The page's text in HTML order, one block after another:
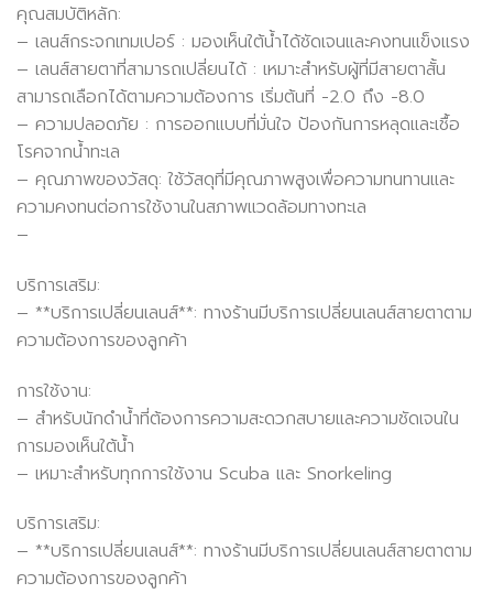
คุณสมบัติหลัก:
– เลนส์กระจกเทมเปอร์ : มองเห็นใต้น้ำได้ชัดเจนและคงทนแข็งแรง
– เลนส์สายตาที่สามารถเปลี่ยนได้ : เหมาะสำหรับผู้ที่มีสายตาสั้น
สามารถเลือกได้ตามความต้องการ เริ่มต้นที่ -2.0 ถึง -8.0
– ความปลอดภัย : การออกแบบที่มั่นใจ ป้องกันการหลุดและเชื้อ
โรคจากน้ำทะเล
– คุณภาพของวัสดุ: ใช้วัสดุที่มีคุณภาพสูงเพื่อความทนทานและ
ความคงทนต่อการใช้งานในสภาพแวดล้อมทางทะเล
–
บริการเสริม:
– **บริการเปลี่ยนเลนส์**: ทางร้านมีบริการเปลี่ยนเลนส์สายตาตาม
ความต้องการของลูกค้า
การใช้งาน:
– สำหรับนักดำน้ำที่ต้องการความสะดวกสบายและความชัดเจนใน
การมองเห็นใต้น้ำ
– เหมาะสำหรับทุกการใช้งาน Scuba และ Snorkeling
บริการเสริม:
– **บริการเปลี่ยนเลนส์**: ทางร้านมีบริการเปลี่ยนเลนส์สายตาตาม
ความต้องการของลูกค้า